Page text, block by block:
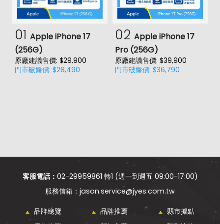
01 Apple iPhone 17
(256G)
原廠建議售價: $29,900
門市破盤價: $28,490
02 Apple iPhone 17
Pro (256G)
原廠建議售價: $39,900
門市破盤價: $36,790
客服電話： 02-29959861 轉1 (週一到週五 09:00-17:00)
jason.service@jyes.com.tw
品牌總覽 品牌推薦
縣市據點